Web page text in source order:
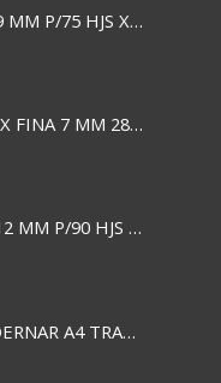
ESPIRAL PLASTICO 9 MM P/75 HJS X50X2400
SILICONA BARRA CBX FINA 7 MM 28 CM
ESPIRAL PLASTICO 12 MM P/90 HJS X50X1500
TAPA PARA ENCUADERNAR A4 TRANSP x50x500